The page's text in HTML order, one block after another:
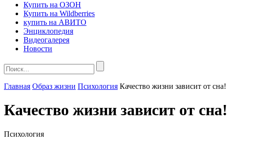
Купить на ОЗОН
Купить на Wildberries
купить на АВИТО
Энциклопедия
Видеогалерея
Новости
Главная Образ жизни Психология Качество жизни зависит от сна!
Качество жизни зависит от сна!
Психология